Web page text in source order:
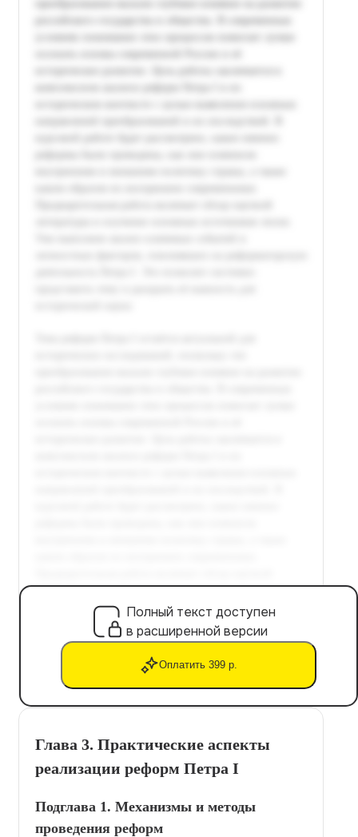
Полный текст доступен
в расширенной версии
Оплатить 399 р.
Глава 3. Практические аспекты
реализации реформ Петра I
Подглава 1. Механизмы и методы
проведения реформ